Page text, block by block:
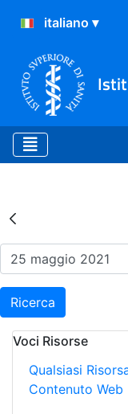
Risultati
Ricerca
Voci Risorse
Qualsiasi
Contenuto Web